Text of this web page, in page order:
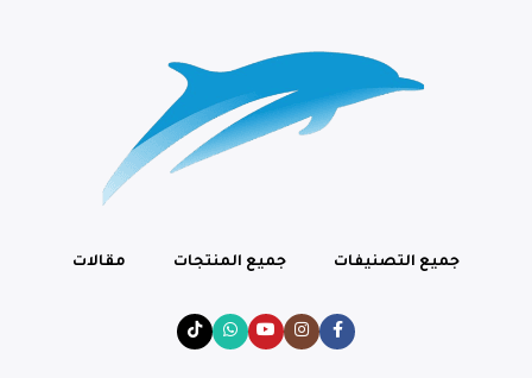
جميع التصنيفات جميع المنتجات مقالات